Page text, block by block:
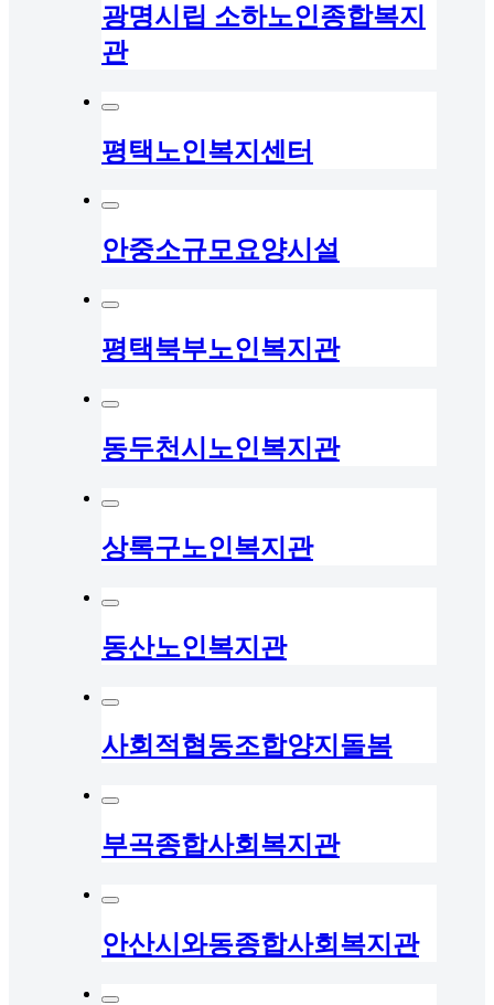
광명시립 소하노인종합복지
관
평택노인복지센터
안중소규모요양시설
평택북부노인복지관
동두천시노인복지관
상록구노인복지관
동산노인복지관
사회적협동조합양지돌봄
부곡종합사회복지관
안산시와동종합사회복지관